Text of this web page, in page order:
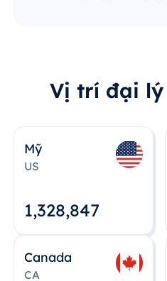
Vị trí đại
Mỹ
US
1,328,848
Canada
CA